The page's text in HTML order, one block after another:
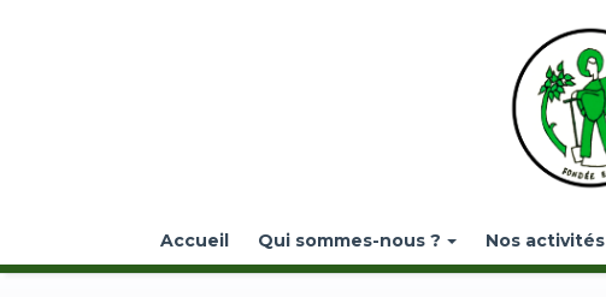
Accueil Qui sommes-nous ? Nos activités